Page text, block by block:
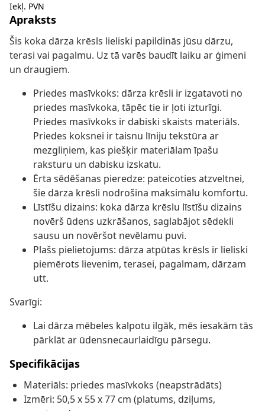
Iekļ. PVN
Apraksts
Šis koka dārza krēsls lieliski papildinās jūsu dārzu,
terasi vai pagalmu. Uz tā varēs baudīt laiku ar ģimeni
un draugiem.
Priedes masīvkoks: dārza krēsli ir izgatavoti no
priedes masīvkoka, tāpēc tie ir ļoti izturīgi.
Priedes masīvkoks ir dabiski skaists materiāls.
Priedes koksnei ir taisnu līniju tekstūra ar
mezgliņiem, kas piešķir materiālam īpašu
raksturu un dabisku izskatu.
Ērta sēdēšanas pieredze: pateicoties atzveltnei,
šie dārza krēsli nodrošina maksimālu komfortu.
Līstīšu dizains: koka dārza krēslu līstīšu dizains
novērš ūdens uzkrāšanos, saglabājot sēdekli
sausu un novēršot nevēlamu puvi.
Plašs pielietojums: dārza atpūtas krēsls ir lieliski
piemērots lievenim, terasei, pagalmam, dārzam
utt.
Svarīgi:
Lai dārza mēbeles kalpotu ilgāk, mēs iesakām tās
pārklāt ar ūdensnecaurlaidīgu pārsegu.
Specifikācijas
Materiāls: priedes masīvkoks (neapstrādāts)
Izmēri: 50,5 x 55 x 77 cm (platums, dziļums,